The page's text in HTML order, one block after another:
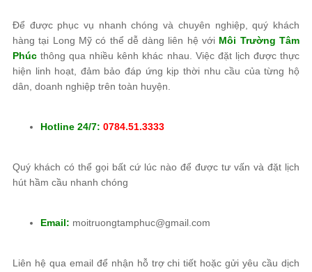
Để được phục vụ nhanh chóng và chuyên nghiệp, quý khách
hàng tại Long Mỹ có thể dễ dàng liên hệ với Môi Trường Tâm
Phúc thông qua nhiều kênh khác nhau. Việc đặt lịch được thực
hiện linh hoạt, đảm bảo đáp ứng kịp thời nhu cầu của từng hộ
dân, doanh nghiệp trên toàn huyện.
Hotline 24/7: 0784.51.3333
Quý khách có thể gọi bất cứ lúc nào để được tư vấn và đặt lịch
hút hầm cầu nhanh chóng
Email: moitruongtamphuc@gmail.com
Liên hệ qua email để nhận hỗ trợ chi tiết hoặc gửi yêu cầu dịch